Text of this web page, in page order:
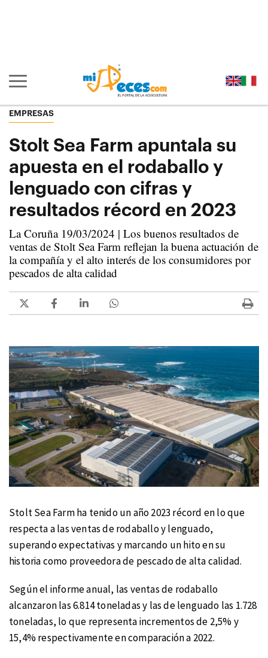
Mostrar/ocultar navegación principal
EMPRESAS
Stolt Sea Farm apuntala su
apuesta en el rodaballo y
lenguado con cifras y
resultados récord en 2023
La Coruña 19/03/2024 | Los buenos resultados de
ventas de Stolt Sea Farm reflejan la buena actuación de
la compañía y el alto interés de los consumidores por
pescados de alta calidad
Stolt Sea Farm ha tenido un año 2023 récord en lo que
respecta a las ventas de rodaballo y lenguado,
superando expectativas y marcando un hito en su
historia como proveedora de pescado de alta calidad.
Según el informe anual, las ventas de rodaballo
alcanzaron las 6.814 toneladas y las de lenguado las 1.728
toneladas, lo que representa incrementos de 2,5% y
15,4% respectivamente en comparación a 2022.